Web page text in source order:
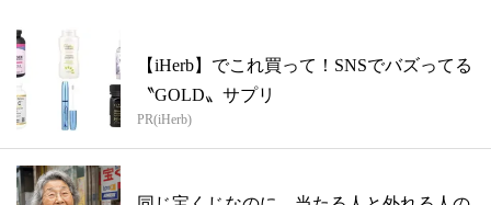
【iHerb】でこれ買って！SNSでバズってる
〝GOLD〟サプリ
PR(iHerb)